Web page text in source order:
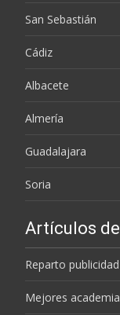
San Sebastián
Cádiz
Albacete
Almería
Guadalajara
Soria
Artículos
Reparto
Mejores